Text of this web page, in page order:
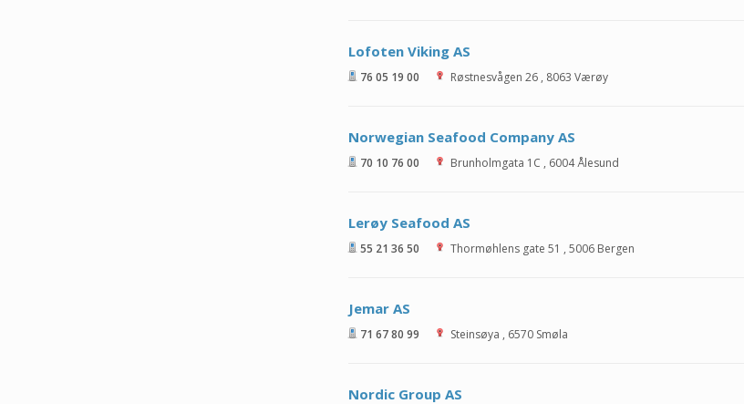
Lofoten Viking AS
76 05 19 00 Røstnesvågen 26 , 8063 Værøy
Norwegian Seafood Company AS
70 10 76 00 Brunholmgata 1C , 6004Ålesund
Lerøy Seafood AS
55 21 36 50 Thormøhlens gate 51 , 5006 Bergen
Jemar AS
71 67 80 99 Steinsøya , 6570 Smøla
Nordic Group AS